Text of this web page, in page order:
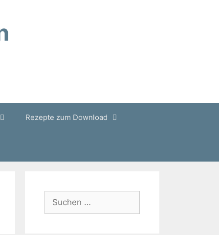
Rezepte zum Download
Suchen
nach: